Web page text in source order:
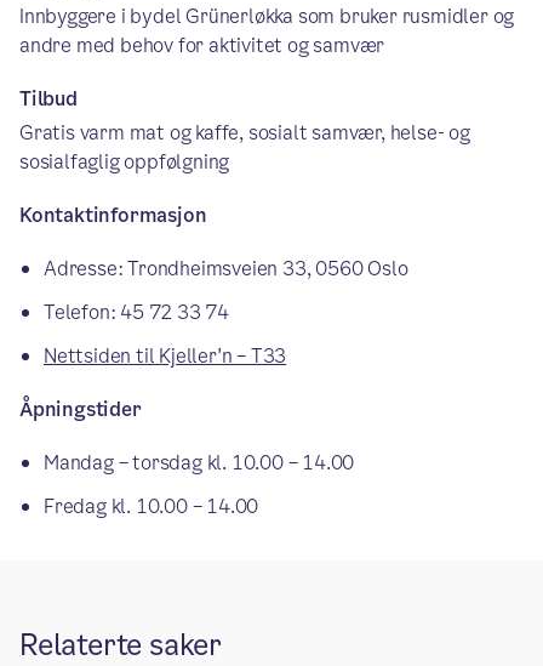
Innbyggere i bydel Grünerløkka som bruker rusmidler og
andre med behov for aktivitet og samvær
Tilbud
Gratis varm mat og kaffe, sosialt samvær, helse- og
sosialfaglig oppfølgning
Kontaktinformasjon
Adresse: Trondheimsveien 33, 0560 Oslo
Telefon: 45 72 33 74
Nettsiden til Kjeller'n – T33
Åpningstider
Mandag – torsdag kl. 10.00 – 14.00
Fredag kl. 10.00 – 14.00
Relaterte saker